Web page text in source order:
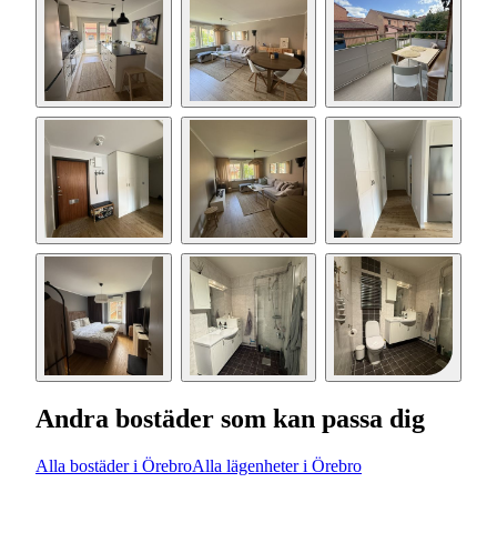
Andra bostäder som kan passa dig
Alla bostäder i ÖrebroAlla lägenheter i Örebro